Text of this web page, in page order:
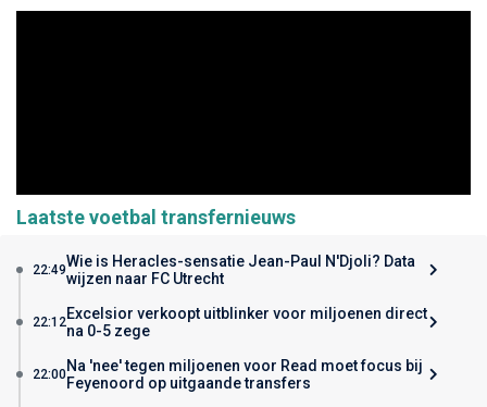
Laatste voetbal transfernieuws
22:49Wie is Heracles-sensatie Jean-Paul N'Djoli? Data
wijzen naar FC Utrecht
22:12Excelsior verkoopt uitblinker voor miljoenen direct
na 0-5 zege
22:00Na 'nee' tegen miljoenen voor Read moet focus bij
Feyenoord op uitgaande transfers